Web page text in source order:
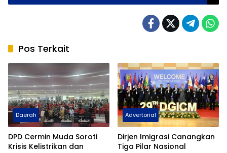
Pos Terkait
Daerah
DPD Cermin Muda Soroti
Krisis Kelistrikan dan
Advertorial
Dirjen Imigrasi Canangkan
Tiga Pilar Nasional